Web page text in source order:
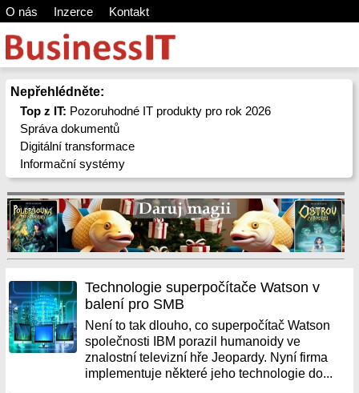
O nás Inzerce Kontakt
Nepřehlédněte:
Top z IT: Pozoruhodné IT produkty pro rok 2026
Správa dokumentů
Digitální transformace
Informační systémy
Technologie superpočítače Watson v
balení pro SMB
Není to tak dlouho, co superpočítač Watson
společnosti IBM porazil humanoidy ve
znalostní televizní hře Jeopardy. Nyní firma
implementuje některé jeho technologie do...